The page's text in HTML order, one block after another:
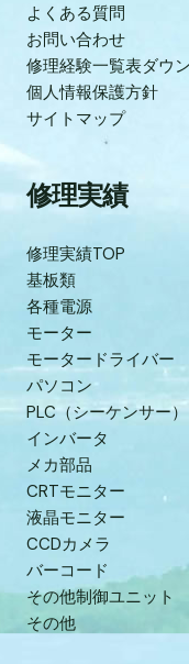
よくある質問
お問い合わせ
修理経験一覧表ダウ
個人情報保護方針
サイトマップ
修理実績
修理実績TOP
基板類
各種電源
モーター
モータードライバー
パソコン
PLC（シーケンサー）
インバータ
メカ部品
CRTモニター
液晶モニター
CCDカメラ
バーコード
その他制御ユニット
その他